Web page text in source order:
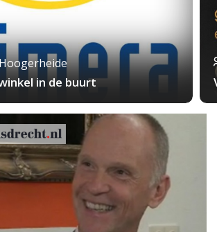
in de buurt